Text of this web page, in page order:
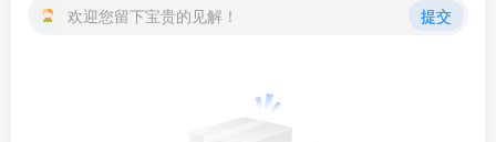
欢迎您留下宝贵的见解！ 提交